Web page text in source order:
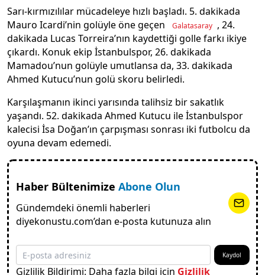
Sarı-kırmızılılar mücadeleye hızlı başladı. 5. dakikada
Mauro Icardi’nin golüyle öne geçen
Galatasaray , 24.
dakikada Lucas Torreira’nın kaydettiği golle farkı ikiye
çıkardı. Konuk ekip İstanbulspor, 26. dakikada
Mamadou’nun golüyle umutlansa da, 33. dakikada
Ahmed Kutucu’nun golü skoru belirledi.
Karşılaşmanın ikinci yarısında talihsiz bir sakatlık
yaşandı. 52. dakikada Ahmed Kutucu ile İstanbulspor
kalecisi İsa Doğan’ın çarpışması sonrası iki futbolcu da
oyuna devam edemedi.
Haber Bültenimize Abone Olun
Gündemdeki önemli haberleri
diyekonustu.com’dan e-posta kutunuza alın
Kaydol
Gizlilik Bildirimi: Daha fazla bilgi için Gizlilik